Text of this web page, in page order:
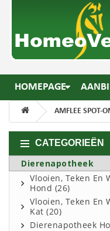
HOMEPAGE
AMFLEE SPOT-
CATEGORIEËN
Dierenapotheek
Vlooien, Teken En
Hond (26)
Vlooien, Teken En
Kat (20)
Dierenapotheek